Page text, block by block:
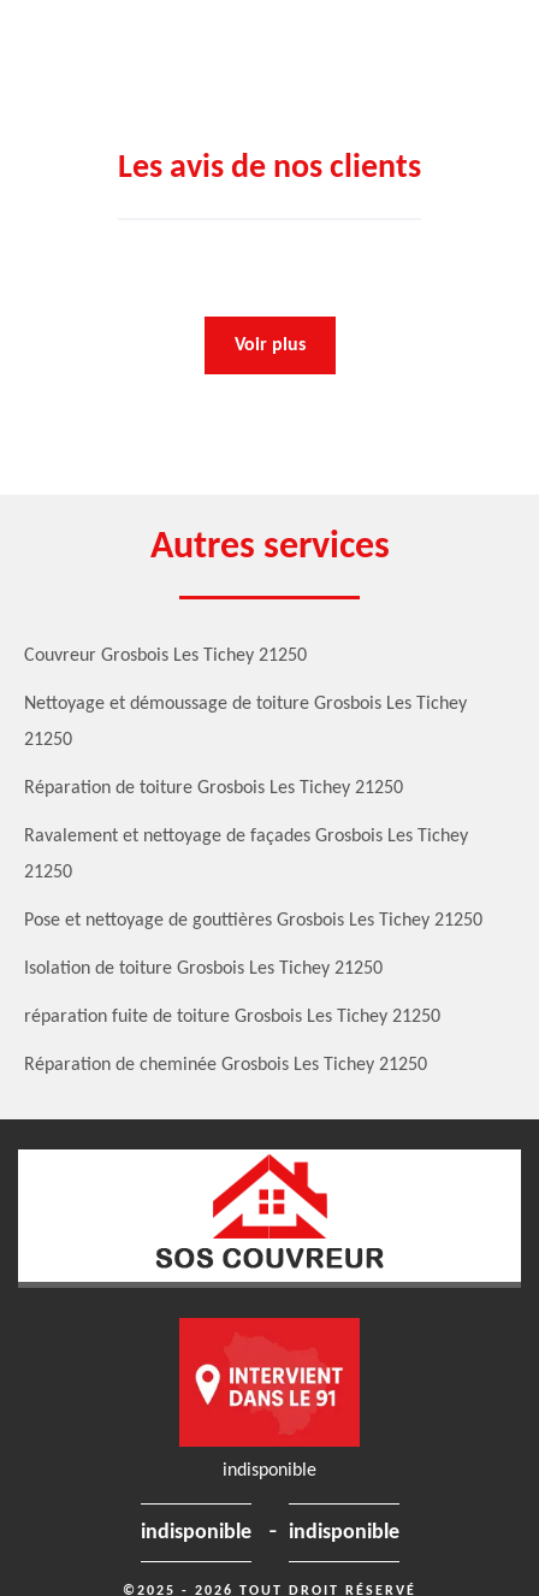
Les avis de nos clients
Voir plus
Autres services
Couvreur Grosbois Les Tichey 21250
Nettoyage et démoussage de toiture Grosbois Les Tichey
21250
Réparation de toiture Grosbois Les Tichey 21250
Ravalement et nettoyage de façades Grosbois Les Tichey
21250
Pose et nettoyage de gouttières Grosbois Les Tichey 21250
Isolation de toiture Grosbois Les Tichey 21250
réparation fuite de toiture Grosbois Les Tichey 21250
Réparation de cheminée Grosbois Les Tichey 21250
indisponible
indisponible - indisponible
©2025 - 2026 TOUT DROIT RÉSERVÉ